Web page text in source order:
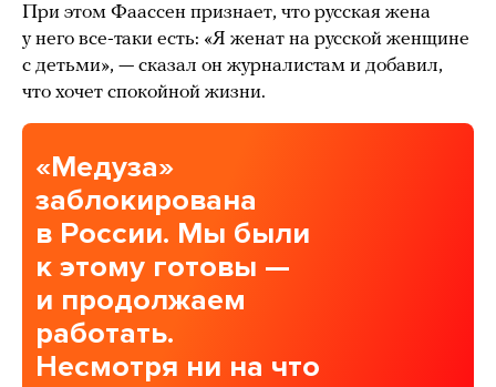
При этом Фаассен признает, что русская жена
у него все-таки есть: «Я женат на русской женщине
с детьми», — сказал он журналистам и добавил,
что хочет спокойной жизни.
«Медуза»
заблокирована
в России. Мы были
к этому готовы —
и продолжаем
работать.
Несмотря ни на что